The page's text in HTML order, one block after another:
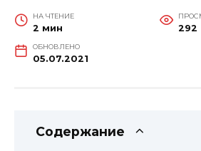
НА ЧТЕНИЕ
2 мин 292
ОБНОВЛЕНО
05.07.2021
Содержание